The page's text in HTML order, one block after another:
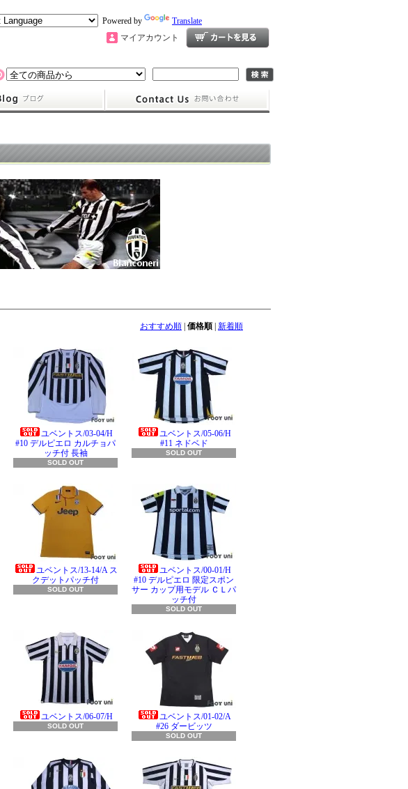
Powered by
Translate
マイアカウント
おすすめ順 価格順 新着順
ユベントス/03-04/H
#10 デルピエロ カルチョパ
ッチ付 長袖
SOLD OUT
ユベントス/05-06/H
#11 ネドベド
SOLD OUT
ユベントス/13-14/A ス
クデットパッチ付
SOLD OUT
ユベントス/00-01/H
#10 デルピエロ 限定スポン
サー カップ用モデル ＣＬパ
ッチ付
SOLD OUT
ユベントス/06-07/H
SOLD OUT
ユベントス/01-02/A
#26 ダービッツ
SOLD OUT